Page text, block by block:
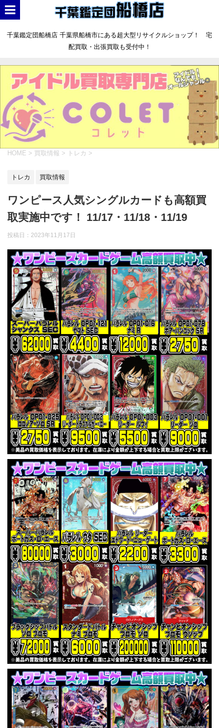
千葉鑑定団船橋店 千葉県船橋市にある超大型リサイクルショップ！ 宅
配買取・出張買取も受付中！
HOME > 買取情報 > トレカ >
トレカ 買取情報
ワンピース人気シングルカードも高額買
取実施中です！ 11/17・11/18・11/19
投稿日： 2023年11月17日